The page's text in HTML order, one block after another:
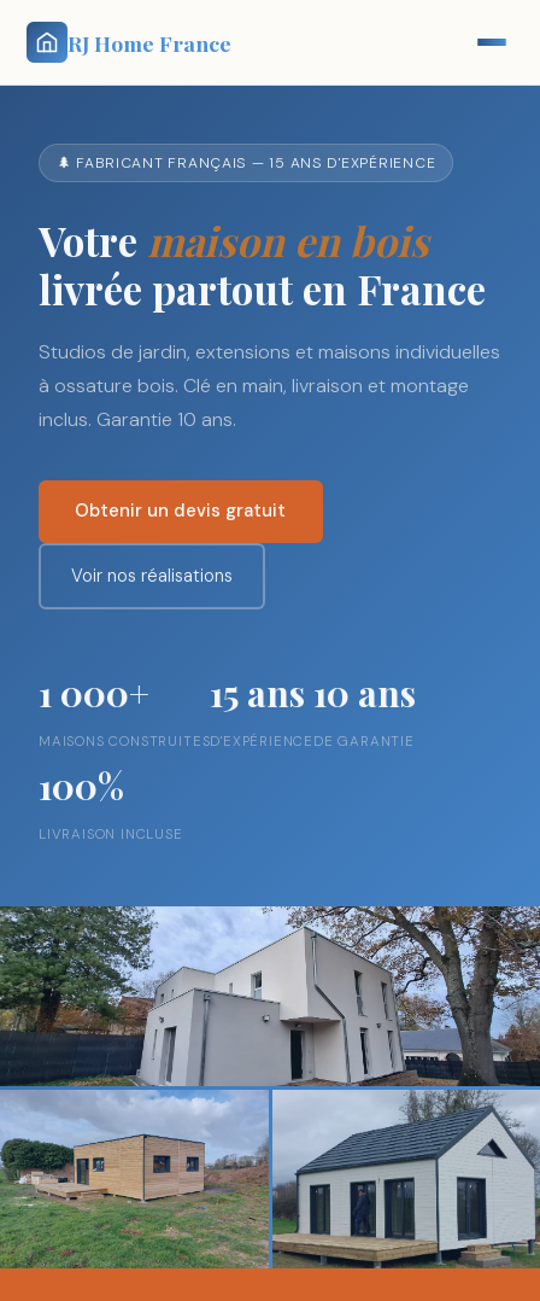
RJ Home France
🌲 FABRICANT FRANÇAIS — 15 ANS D'EXPÉRIENCE
Votre maison en bois
livrée partout en France
Studios de jardin, extensions et maisons individuelles
à ossature bois. Clé en main, livraison et montage
inclus. Garantie 10 ans.
Obtenir un devis gratuit
Voir nos réalisations
1 000+
MAISONS CONSTRUITES
15 ans
D'EXPÉRIENCE
10 ans
DE GARANTIE
100%
LIVRAISON INCLUSE